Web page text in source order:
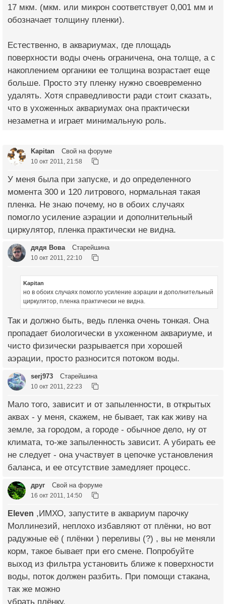
17 мкм. (мкм. или микрон соответствует 0,001 мм и
обозначает толщину пленки).
Естественно, в аквариумах, где площадь
поверхности воды очень ограничена, она толще, а с
накоплением органики ее толщина возрастает еще
больше. Просто эту пленку нужно своевременно
удалять. Хотя справедливости ради стоит сказать,
что в ухоженных аквариумах она практически
незаметна и играет минимальную роль.
Kapitan Свой на форуме
10 окт 2011, 21:58
У меня была при запуске, и до определенного
момента 300 и 120 литрового, нормальная такая
пленка. Не знаю почему, но в обоих случаях
помогло усиление аэрации и дополнительный
циркулятор, пленка практически не видна.
дядя Вова Старейшина
10 окт 2011, 22:10
Kapitan
но в обоих случаях помогло усиление аэрации и дополнительный
циркулятор, пленка практически не видна.
Так и должно быть, ведь пленка очень тонкая. Она
пропадает биологически в ухоженном аквариуме, и
чисто физически разрывается при хорошей
аэрации, просто разносится потоком воды.
serj973 Старейшина
10 окт 2011, 22:23
Мало того, зависит и от запыленности, в открытых
аквах - у меня, скажем, не бывает, так как живу на
земле, за городом, а городе - обычное дело, ну от
климата, то-же запыленность зависит. А убирать ее
не следует - она участвует в цепочке установления
баланса, и ее отсутствие замедляет процесс.
друг Свой на форуме
16 окт 2011, 14:50
Eleven ,ИМХО, запустите в аквариум парочку
Моллинезий, неплохо избавляют от плёнки, но вот
радужные её ( плёнки ) переливы (?) , вы не меняли
корм, такое бывает при его смене. Попробуйте
выход из фильтра установить ближе к поверхности
воды, поток должен разбить. При помощи стакана,
так же можно
убрать плёнку.